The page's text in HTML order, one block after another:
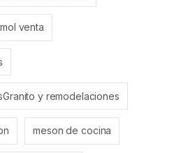
venta
y remodelaciones
meson de cocina